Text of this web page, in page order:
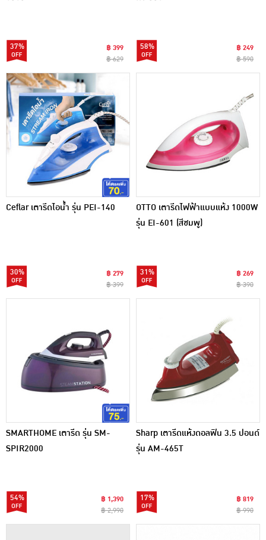
37%
฿ 399
฿ 629
58%
฿ 249
฿ 590
Ceflar เตารีดไอน้ำ รุ่น PEI-140
30%
฿ 279
฿ 399
OTTO เตารีดไฟฟ้าแบบแห้ง 1000W
รุ่น EI-601 (สีชมพู)
31%
฿ 269
฿ 390
SMARTHOME เตารีด รุ่น SM-
SPIR2000
54%
฿ 1,390
฿ 2,990
Sharp เตารีดแห้งดอลฟิน 3.5 ปอนด์
รุ่น AM-465T
17%
฿ 819
฿ 990